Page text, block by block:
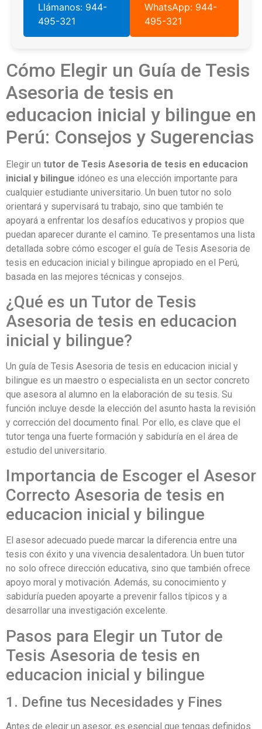
Llámanos: 944-
495-321
WhatsApp: 944-
495-321
Cómo Elegir un Guía de Tesis
Asesoria de tesis en
educacion inicial y bilingue en
Perú: Consejos y Sugerencias
Elegir un tutor de Tesis Asesoria de tesis en educacion
inicial y bilingue idóneo es una elección importante para
cualquier estudiante universitario. Un buen tutor no solo
orientará y supervisará tu trabajo, sino que también te
apoyará a enfrentar los desafíos educativos y propios que
puedan aparecer durante el camino. Te presentamos una lista
detallada sobre cómo escoger el guía de Tesis Asesoria de
tesis en educacion inicial y bilingue apropiado en el Perú,
basada en las mejores técnicas y consejos.
¿Qué es un Tutor de Tesis
Asesoria de tesis en educacion
inicial y bilingue?
Un guía de Tesis Asesoria de tesis en educacion inicial y
bilingue es un maestro o especialista en un sector concreto
que asesora al alumno en la elaboración de su tesis. Su
función incluye desde la elección del asunto hasta la revisión
y corrección del documento final. Por ello, es clave que el
tutor tenga una fuerte formación y sabiduría en el área de
estudio del universitario.
Importancia de Escoger el Asesor
Correcto Asesoria de tesis en
educacion inicial y bilingue
El asesor adecuado puede marcar la diferencia entre una
tesis con éxito y una vivencia desalentadora. Un buen tutor
no solo ofrece dirección educativa, sino que también ofrece
apoyo moral y motivación. Además, su conocimiento y
sabiduría pueden apoyarte a prevenir fallos típicos y a
desarrollar una investigación excelente.
Pasos para Elegir un Tutor de
Tesis Asesoria de tesis en
educacion inicial y bilingue
1. Define tus Necesidades y Fines
Antes de elegir un asesor, es esencial que tengas definidos